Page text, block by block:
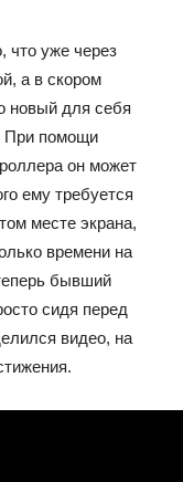
что уже через
а в скором
новый для себя
При помощи
он может
ему требуется
месте экрана,
времени на
бывший
сидя перед
видео, на